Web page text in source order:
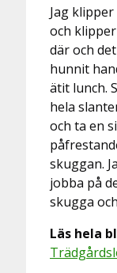
Jag
och
där och
hunnit
ätit lunch.
hela
och ta en
skuggan.
jobba på
skugga
Läs hela